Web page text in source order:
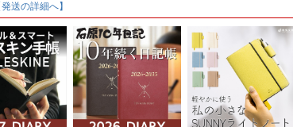
送の詳細へ】